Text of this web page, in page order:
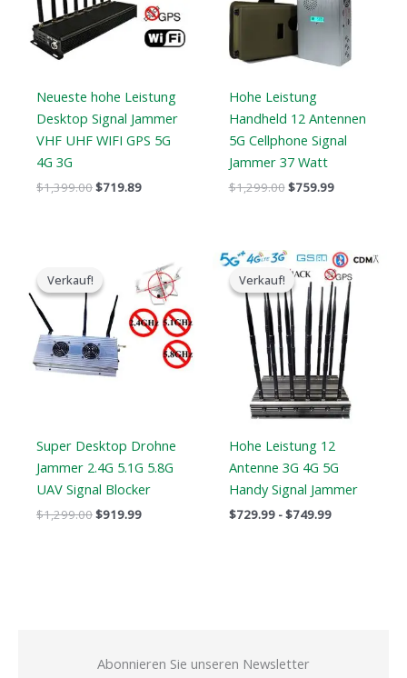
Neueste hohe Leistung
Desktop Signal Jammer
VHF UHF WIFI GPS 5G
4G 3G
$1,399.00$719.89
Hohe Leistung
Handheld 12 Antennen
5G Cellphone Signal
Jammer 37 Watt
$1,299.00$759.99
Verkauf!
Verkauf!
Super Desktop Drohne
Jammer 2.4G 5.1G 5.8G
UAV Signal Blocker
$1,299.00
ursprüngliche
Preis
war:
$1,299.00.
$919.99
aktuelle
Preis
ist:
$919.99.
Verkauf!
Verkauf!
Hohe Leistung 12
Antenne 3G 4G 5G
Handy Signal Jammer
$729.99 -$749.99
Preisspanne:
$729.99
bis
$749.99
Abonnieren Sie unseren Newsletter